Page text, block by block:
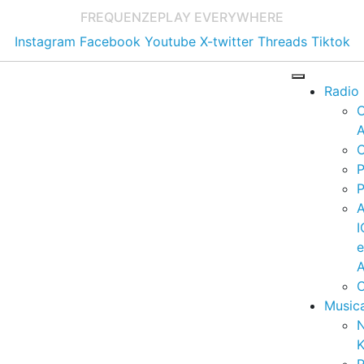
FREQUENZEPLAY EVERYWHERE
Instagram Facebook Youtube X-twitter Threads Tiktok
Radio
e